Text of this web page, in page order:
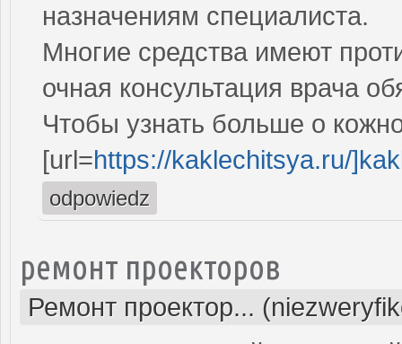
назначениям специалиста.
Многие средства имеют
очная консультация врача
Чтобы узнать больше о
[url=https://kaklechitsya.ru/
odpowiedz
ремонт проекторов
Ремонт проектор...